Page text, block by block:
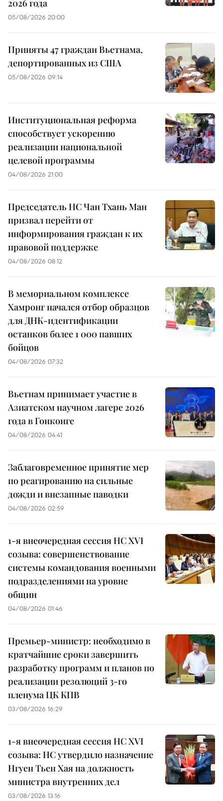
2026 года
05/08/2026 20:00
Приняты 47 граждан Вьетнама,
депортированных из США
05/08/2026 09:14
Институциональная реформа
способствует ускорению
реализации национальной
целевой программы
04/08/2026 21:00
Председатель НС Чан Тхань Ман
призвал перейти от
информирования граждан к их
правовой поддержке
04/08/2026 08:12
В мемориальном комплексе
Хамронг начался отбор образцов
для ДНК-идентификации
останков более 1 000 павших
бойцов
04/08/2026 07:32
Вьетнам принимает участие в
Азиатском научном лагере 2026
года в Гонконге
04/08/2026 04:41
Заблаговременное принятие мер
по реагированию на сильные
дожди и внезапные паводки
04/08/2026 02:59
1-я внеочередная сессия НС XVI
созыва: совершенствование
системы командования военными
подразделениями на уровне
общин
04/08/2026 01:46
Премьер-министр: необходимо в
кратчайшие сроки завершить
разработку программ и планов по
реализации резолюций 3-го
пленума ЦК КПВ
03/08/2026 16:29
1-я внеочередная сессия НС XVI
созыва: НС утвердило назначение
Нгуен Тьен Хая на должность
министра внутренних дел
03/08/2026 13:16